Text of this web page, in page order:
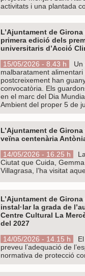
activitats i una plantada
L’Ajuntament de
primera edició dels
universitaris d’Acció
15/05/2026 - 8.43 h
Un
malbaratament
postcreixement han
convocatòria. Els
en el marc del Dia
Ambient del proper 5 de
L’Ajuntament de
veïna centenària
14/05/2026 - 16.25 h
Ciutat que Cuida,
Villagrasa, l’ha visitat
L’Ajuntament de Girona
instal·lar la grada de
Centre Cultural La
del 2027
14/05/2026 - 14.15 h
preveu l’adequació de
normativa de protecció